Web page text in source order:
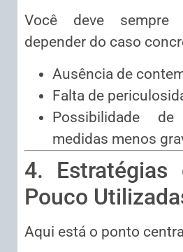
Você deve sempre
depender do caso
Ausência de
Falta de
Possibilidade
medidas menos
4. Estratégias
Pouco
Aqui está o ponto